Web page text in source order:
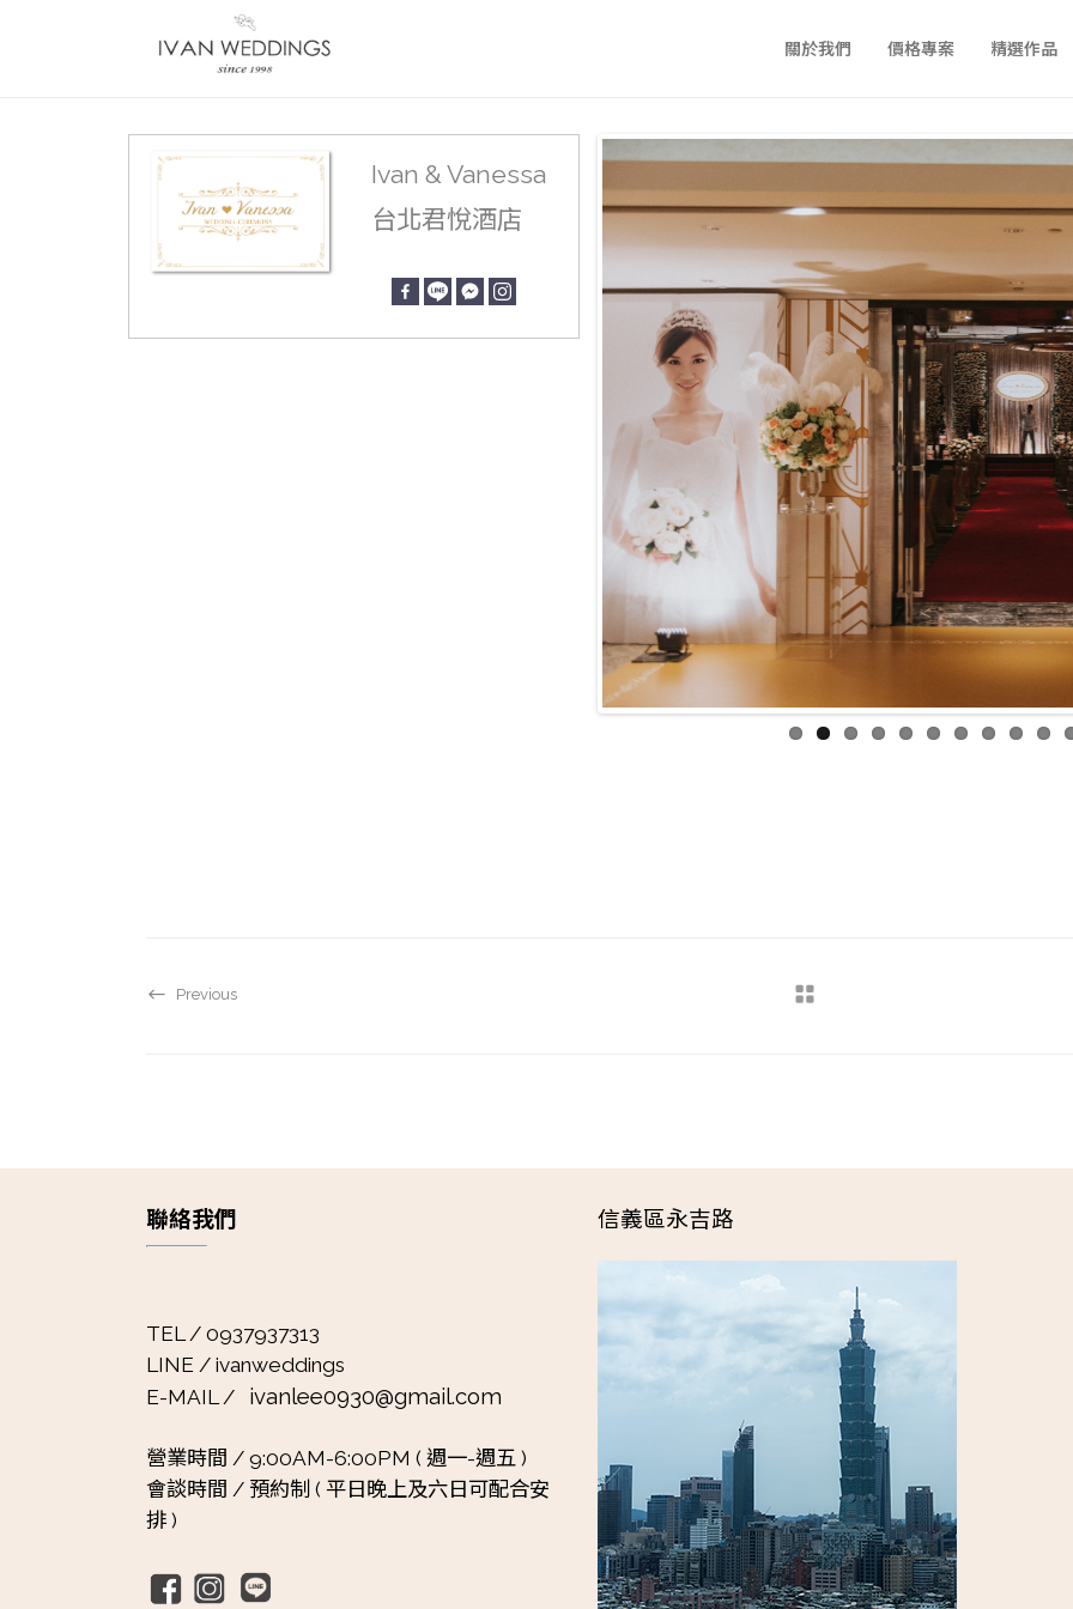
關於我們 價格專案 精選作品
Ivan & Vanessa
台北君悅酒店
Previous
聯絡我們
TEL / 0937937313
LINE / ivanweddings
E-MAIL / ivanlee0930@gmail.com
營業時間 / 9:00AM-6:00PM ( 週一-週五 )
會談時間 / 預約制 ( 平日晚上及六日可配合安
排 )
信義區永吉路